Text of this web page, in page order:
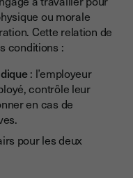
ou morale
Cette relation de
conditions :
: l’employeur
contrôle leur
en cas de
pour les deux